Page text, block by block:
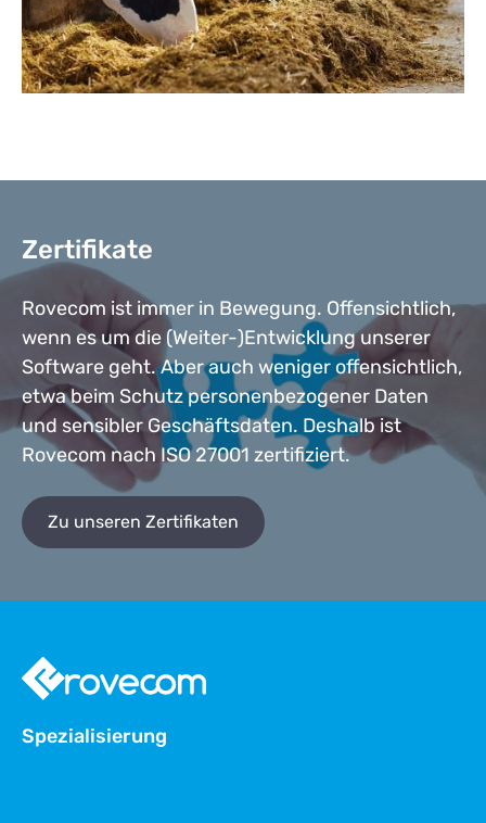
Zertifikate
Rovecom ist immer in Bewegung. Offensichtlich,
wenn es um die (Weiter-)Entwicklung unserer
Software geht. Aber auch weniger offensichtlich,
etwa beim Schutz personenbezogener Daten
und sensibler Geschäftsdaten. Deshalb ist
Rovecom nach ISO 27001 zertifiziert.
Zu unseren Zertifikaten
Spezialisierung